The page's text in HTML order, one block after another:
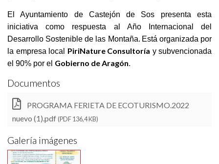
El Ayuntamiento de Castejón de Sos presenta esta
iniciativa como respuesta al Año Internacional del
Desarrollo Sostenible de las Montaña. Está organizada por
la empresa local PiriNature Consultoría y subvencionada
el 90% por el Gobierno de Aragón.
Documentos
PROGRAMA FERIETA DE ECOTURISMO.2022
nuevo (1).pdf(PDF 136,4 KB)
Galería imágenes